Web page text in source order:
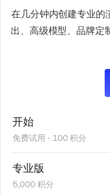
在几分钟内创建专业的
出、高级模型、品牌定
开始
免费试用 - 100 积分
专业版
5,000 积分